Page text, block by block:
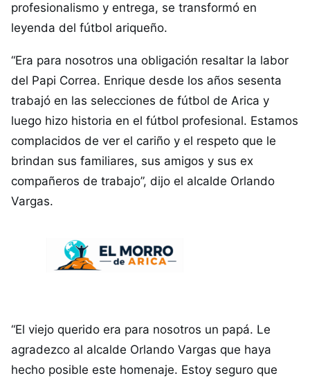
profesionalismo y entrega, se transformó en
leyenda del fútbol ariqueño.
“Era para nosotros una obligación resaltar la labor
del Papi Correa. Enrique desde los años sesenta
trabajó en las selecciones de fútbol de Arica y
luego hizo historia en el fútbol profesional. Estamos
complacidos de ver el cariño y el respeto que le
brindan sus familiares, sus amigos y sus ex
compañeros de trabajo”, dijo el alcalde Orlando
Vargas.
“El viejo querido era para nosotros un papá. Le
agradezco al alcalde Orlando Vargas que haya
hecho posible este homenaje. Estoy seguro que